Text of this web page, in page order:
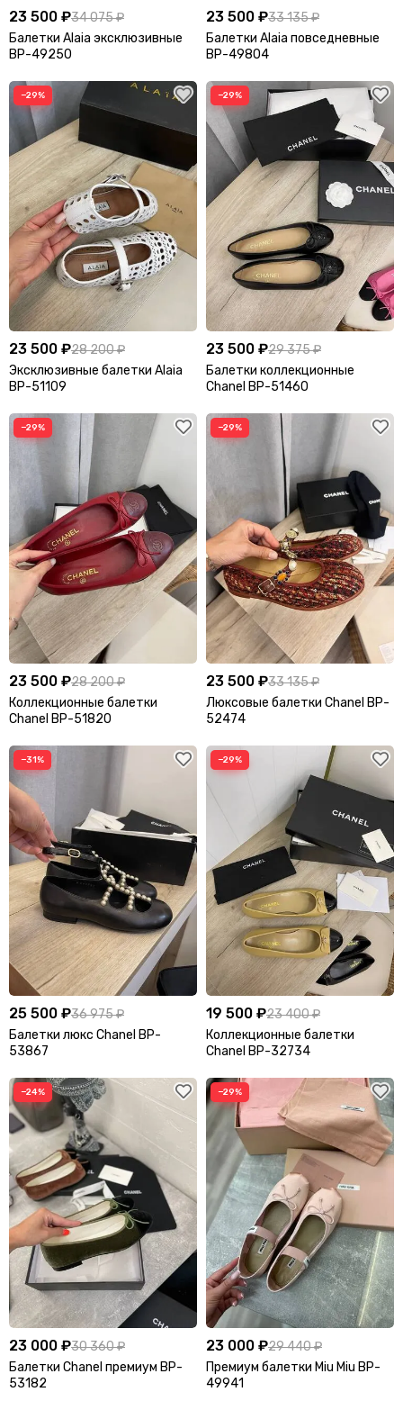
23 500 ₽34 075 ₽
Балетки Alaia эксклюзивные
BP-49250
23 500 ₽33 135 ₽
Балетки Alaia повседневные
BP-49804
−29%
23 500 ₽28 200 ₽
Эксклюзивные балетки Alaia
BP-51109
−29%
23 500 ₽29 375 ₽
Балетки коллекционные
Chanel BP-51460
−29%
23 500 ₽28 200 ₽
Коллекционные балетки
Chanel BP-51820
−29%
23 500 ₽33 135 ₽
Люксовые балетки Chanel BP-
52474
−31%
25 500 ₽36 975 ₽
Балетки люкс Chanel BP-
53867
−29%
19 500 ₽23 400 ₽
Коллекционные балетки
Chanel BP-32734
−24%
23 000 ₽30 360 ₽
Балетки Chanel премиум BP-
53182
−29%
23 000 ₽29 440 ₽
Премиум балетки Miu Miu BP-
49941